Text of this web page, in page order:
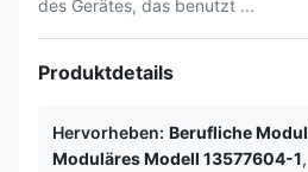
des Gerätes, das benutzt ...
Produktdetails
Hervorheben: Berufliche
Moduläres Modell 13577604-1,